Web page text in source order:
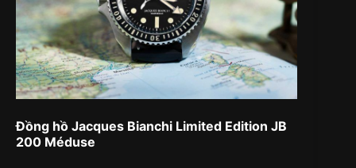
Đồng hồ Jacques Bianchi Limited Edition JB
200 Méduse